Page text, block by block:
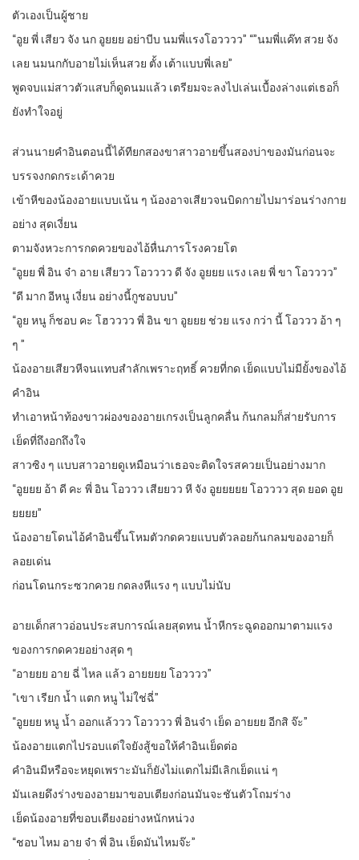
ตัวเองเป็นผู้ชาย
“อูย พี่ เสียว จัง นก อูยยย อย่าบีบ นมพี่แรงโอวววว” “”นมพี่แค๊ท สวย จัง
เลย นมนกกับอายไม่เห็นสวย ตั้ง เต้าแบบพี่เลย”
พูดจบแม่สาวตัวแสบก็ดูดนมแล้ว เตรียมจะลงไปเล่นเบื้องล่างแต่เธอก็
ยังทำใจอยู่
ส่วนนายคำอินตอนนี้ได้ทียกสองขาสาวอายขึ้นสองบ่าของมันก่อนจะ
บรรจงกดกระเด้าควย
เข้าหีของน้องอายแบบเน้น ๆ น้องอาจเสียวจนบิดกายไปมาร่อนร่างกาย
อย่าง สุดเงี่ยน
ตามจังหวะการกดควยของไอ้หื่นภารโรงควยโต
“อูยย พี่ อิน จ๋า อาย เสียวว โอวววว ดี จัง อูยยย แรง เลย พี่ ขา โอวววว”
“ดี มาก อีหนู เงี่ยน อย่างนี้กูชอบบบ”
“อูย หนู ก็ชอบ คะ โฮวววว พี่ อิน ขา อูยยย ช่วย แรง กว่า นี้ โอววว อ้า ๆ
ๆ ”
น้องอายเสียวหีจนแทบสำลักเพราะฤทธิ์ ควยที่กด เย็ดแบบไม่มียั้งของไอ้
คำอิน
ทำเอาหน้าท้องขาวผ่องของอายเกรงเป็นลูกคลื่น ก้นกลมก็ส่ายรับการ
เย็ดที่ถึงอกถึงใจ
สาวซิง ๆ แบบสาวอายดูเหมือนว่าเธอจะติดใจรสควยเป็นอย่างมาก
“อูยยย อ้า ดี คะ พี่ อิน โอววว เสียยวว หี จัง อูยยยยย โอวววว สุด ยอด อูย
ยยยย”
น้องอายโดนไอ้คำอินขึ้นโหมตัวกดควยแบบตัวลอยก้นกลมของอายก็
ลอยเด่น
ก่อนโดนกระซวกควย กดลงหีแรง ๆ แบบไม่นับ
อายเด็กสาวอ่อนประสบการณ์เลยสุดทน น้ำหีกระฉูดออกมาตามแรง
ของการกดควยอย่างสุด ๆ
“อายยย อาย ฉี่ ไหล แล้ว อายยยย โอวววว”
“เขา เรียก น้ำ แตก หนู ไม่ใช่ฉี่”
“อูยยย หนู น้ำ ออกแล้ววว โอวววว พี่ อินจ๋า เย็ด อายยย อีกสิ จ๊ะ”
น้องอายแตกไปรอบแต่ใจยังสู้ขอให้คำอินเย็ดต่อ
คำอินมีหรือจะหยุดเพราะมันก็ยังไม่แตกไม่มีเลิกเย็ดแน่ ๆ
มันเลยดึงร่างของอายมาขอบเตียงก่อนมันจะชันตัวโถมร่าง
เย็ดน้องอายที่ขอบเตียงอย่างหนักหน่วง
“ชอบ ไหม อาย จ๋า พี่ อิน เย็ดมันไหมจ๊ะ”